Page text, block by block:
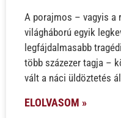
A porajmos – vagyis a
világháború egyik
legfájdalmasabb
több százezer tagja –
vált a náci üldöztetés
ELOLVASOM »